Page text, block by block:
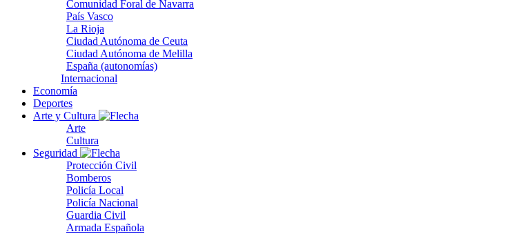
Comunidad Foral de Navarra
País Vasco
La Rioja
Ciudad Autónoma de Ceuta
Ciudad Autónoma de Melilla
España (autonomías)
Internacional
Economía
Deportes
Arte y Cultura
Arte
Cultura
Seguridad
Protección Civil
Bomberos
Policía Local
Policía Nacional
Guardia Civil
Armada Española